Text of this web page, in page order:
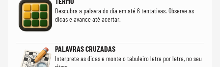
Descubra a palavra do dia em até 6 tentativas. Observe as
dicas e avance até acertar.
PALAVRAS CRUZADAS
Interprete as dicas e monte o tabuleiro letra por letra, no seu